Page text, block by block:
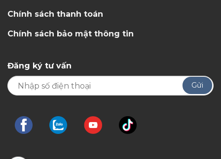
Chính sách thanh toán
Chính sách bảo mật thông tin
Đăng ký tư vấn